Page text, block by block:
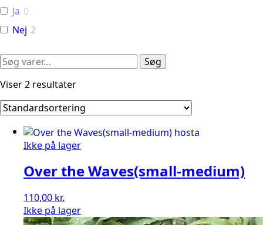
Ja 0
Nej 2
Søg
Søg
Viser 2 resultater
Ikke på lager
Over the Waves(small-medium)
110,00 kr.
Ikke på lager